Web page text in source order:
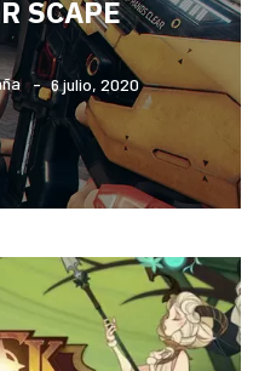
SCAPE
6 julio, 2020